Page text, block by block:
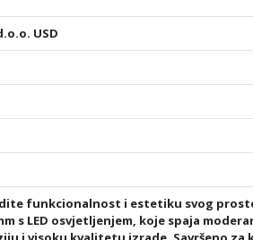
USD
funkcionalnost i estetiku svog
s LED osvjetljenjem, koje spaja